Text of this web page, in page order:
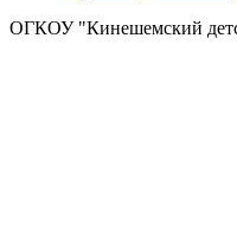
ОГКОУ "Кинешемский